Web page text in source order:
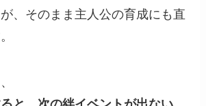
、そのまま主人公の育成にも直